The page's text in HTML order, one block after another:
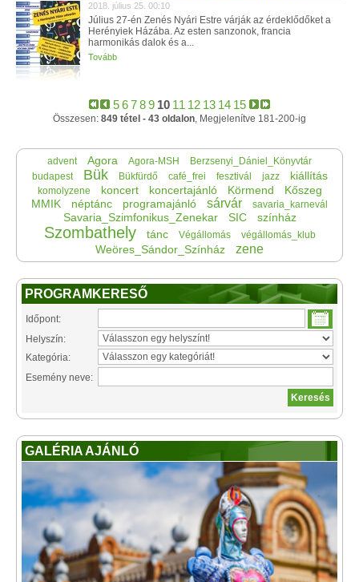
2018. július 25. 00:10
Július 27-én Zenés Nyári Estre várják az érdeklődőket a
Herényiek Házába. Az esten sanzonok, francia
harmonikás dalok és a...
Tovább
56789 10 11 12 13 14 15
Összesen: 849 tétel - 43 oldalon, Megjelenítve 181-200-ig
advent Agora Agora-MSH
Berzsenyi_Dániel_Könyvtár
budapest
Bük Bükfürdő café_frei fesztivál jazz kiállítás
komolyzene koncert koncertajánló Körmend
Kőszeg
MMIK
néptánc programajánló sárvár savaria_karnevál
Savaria_Szimfonikus_Zenekar SIC színház
Szombathely tánc Végállomás végállomás_klub
Weöres_Sándor_Színház zene
PROGRAMKERESŐ
Időpont:
Helyszín:
Kategória:
Esemény neve:
GALÉRIA AJÁNLÓ